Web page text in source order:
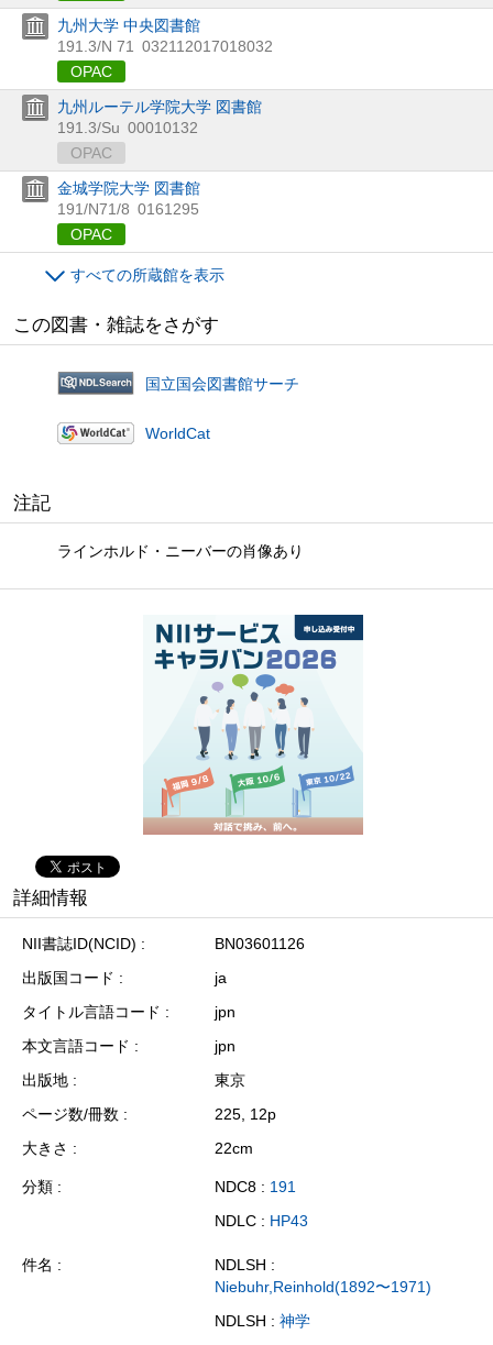
九州大学 中央図書館
191.3/N 71
032112017018032
OPAC
九州ルーテル学院大学 図書館
191.3/Su 00010132
OPAC
金城学院大学 図書館
191/N71/8 0161295
OPAC
すべての所蔵館を表示
この図書・雑誌をさがす
国立国会図書館サーチ
WorldCat
注記
ラインホルド・ニーバーの肖像あり
詳細情報
NII書誌ID(NCID)
BN03601126
出版国コード
ja
タイトル言語コード
jpn
本文言語コード
jpn
出版地
東京
ページ数/冊数
225, 12p
大きさ
22cm
分類 NDC8 : 191
NDLC : HP43
件名
NDLSH :
Niebuhr,Reinhold(1892〜1971)
NDLSH : 神学